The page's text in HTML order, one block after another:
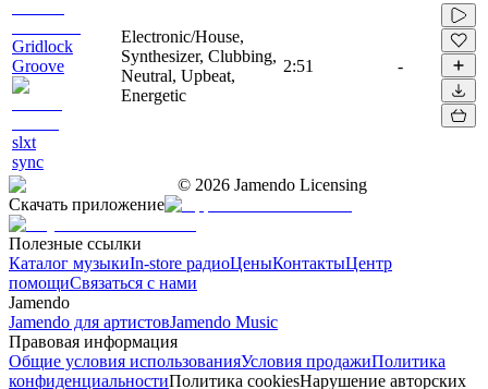
Gridlock
Groove
slxt
sync
Electronic/House,
Synthesizer, Clubbing,
Neutral, Upbeat,
Energetic
2:51 -
© 2026 Jamendo Licensing
Скачать приложение
Полезные ссылки
Каталог музыкиIn-store радиоЦеныКонтактыЦентр
помощиСвязаться с нами
Jamendo
Jamendo для артистовJamendo Music
Правовая информация
Общие условия использованияУсловия продажиПолитика
конфиденциальностиПолитика cookiesНарушение авторских